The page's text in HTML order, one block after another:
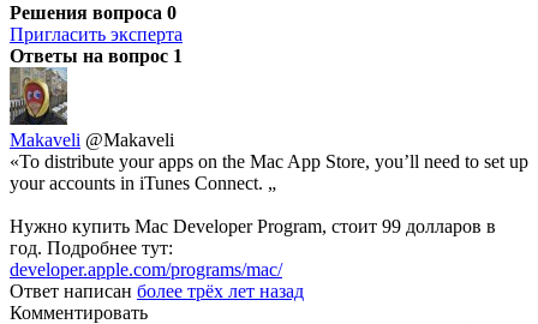
Решения вопроса 0
Пригласить эксперта
Ответы на вопрос 1
Makaveli @Makaveli
«To distribute your apps on the Mac App Store, you’ll need to set up
your accounts in iTunes Connect. „
Нужно купить Mac Developer Program, стоит 99 долларов в
год. Подробнее тут:
developer.apple.com/programs/mac/
Ответ написан более трёх лет назад
Комментировать